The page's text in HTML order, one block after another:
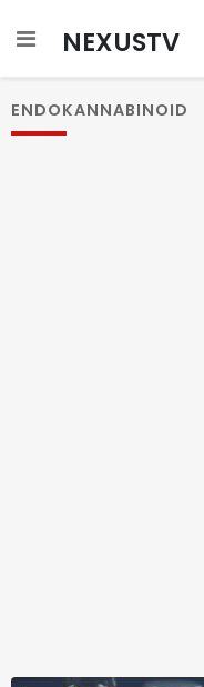
NEXUSTV
ENDOKANNABINOID